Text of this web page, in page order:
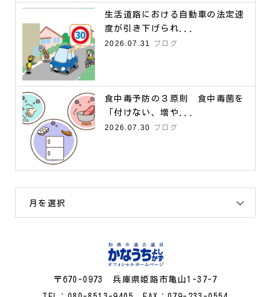
生活道路における自動車の法定速
度が引き下げられ...
2026.07.31
ブログ
食中毒予防の３原則 食中毒菌を
「付けない、増や...
2026.07.30
ブログ
月を選択
〒670-0973 兵庫県姫路市亀山1-37-7